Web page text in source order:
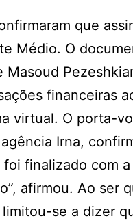
que
Médio. O
Masoud
financeiras
virtual. O porta-
Irna,
finalizado com
afirmou. Ao ser
se a dizer